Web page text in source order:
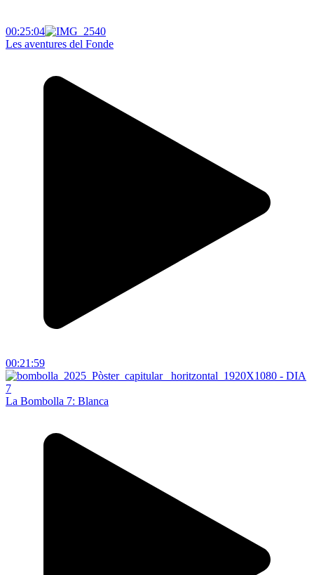
00:25:04
Les aventures del Fonde
00:21:59
La Bombolla 7: Blanca